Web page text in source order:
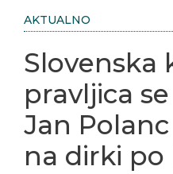
AKTUALNO
Slovenska
pravljica
Jan
na dirki po